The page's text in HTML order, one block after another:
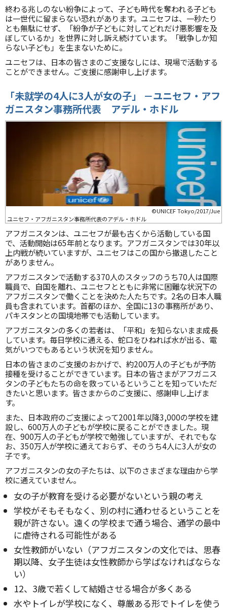
終わる兆しのない紛争によって、子ども時代を奪われる子ども
は一世代に留まらない恐れがあります。ユニセフは、一秒たり
とも無駄にせず、「紛争が子どもに対してどれだけ悪影響を及
ぼしているか」を世界に対し訴え続けています。「戦争しか知
らない子ども」を生まないために。
ユニセフは、日本の皆さまのご支援なしには、現場で活動する
ことができません。ご支援に感謝申し上げます。
「未就学の4人に3人が女の子」 －ユニセフ・アフ
ガニスタン事務所代表 アデル・ホドル
©UNICEF Tokyo/2017/Jue
ユニセフ・アフガニスタン事務所代表のアデル・ホドル
アフガニスタンは、ユニセフが最も古くから活動している国
で、活動開始は65年前となります。アフガニスタンでは30年以
上内戦が続いていますが、ユニセフはこの国から撤退したこと
がありません。
アフガニスタンで活動する370人のスタッフのうち70人は国際
職員で、自国を離れ、ユニセフとともに非常に困難な状況下の
アフガニスタンで働くことを決めた人たちです。2名の日本人職
員も含まれています。首都のほか、全国に13の事務所があり、
パキスタンとの国境地帯でも活動しています。
アフガニスタンの多くの若者は、「平和」を知らないまま成長
しています。毎日学校に通える、蛇口をひねれば水が出る、電
気がいつでもあるという状況を知りません。
日本の皆さまのご支援のおかげで、約200万人の子どもが予防
接種を受けることができています。日本の皆さまがアフガニス
タンの子どもたちの命を救っているということを知っていただ
きたいと思います。皆さまからのご支援に、感謝申し上げま
す。
また、日本政府のご支援によって2001年以降3,000の学校を建
設し、600万人の子どもが学校に戻ることができました。現
在、900万人の子どもが学校で勉強していますが、それでもな
お、350万人が学校に通えておらず、そのうち4人に3人が女の
子です。
アフガニスタンの女の子たちは、以下のさまざまな理由から学
校に通えていません。
女の子が教育を受ける必要がないという親の考え
学校がそもそもなく、別の村に通わせるということを
親が許さない。遠くの学校まで通う場合、通学の最中
に虐待される可能性がある
女性教師がいない（アフガニスタンの文化では、思春
期以降、女子生徒は女性教師から学ばなければならな
い）
12、3歳で若くして結婚させる場合が多くある
水やトイレが学校になく、尊厳ある形でトイレを使う